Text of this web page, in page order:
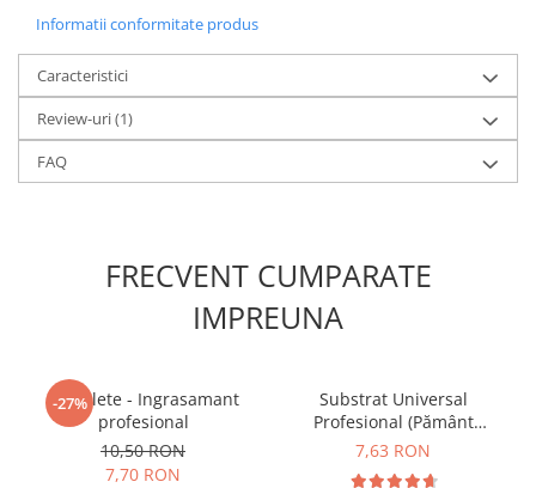
Informatii conformitate produs
Caracteristici
Review-uri(1)
FAQ
FRECVENT CUMPARATE
IMPREUNA
-27%
5 Tablete - Ingrasamant
profesional
10,50 RON
7,70 RON
Substrat Universal
Profesional (Pământ
Premium) - 5 L
7,63 RON